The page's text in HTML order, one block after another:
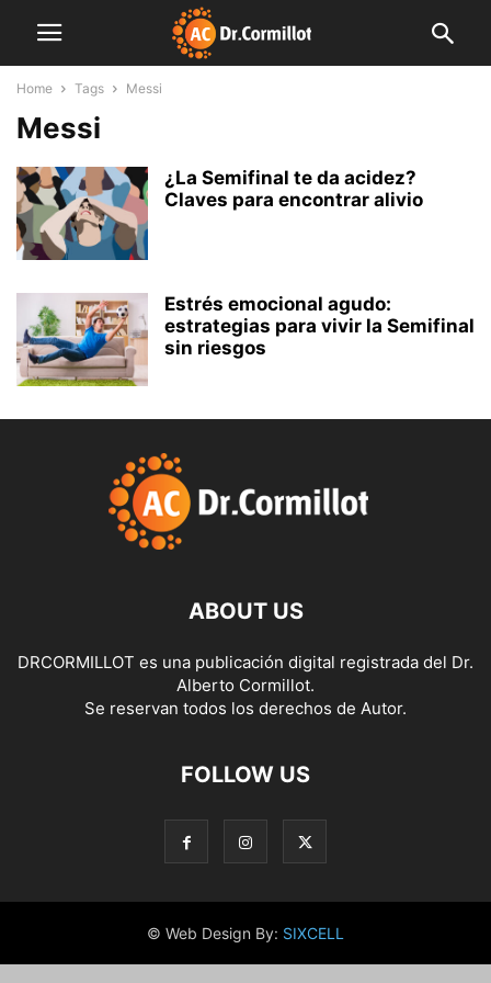
Home Tags Messi
Messi
¿La Semifinal te da acidez?
Claves para encontrar alivio
Estrés emocional agudo:
estrategias para vivir la Semifinal
sin riesgos
ABOUT US
DRCORMILLOT es una publicación digital registrada del Dr.
Alberto Cormillot.
Se reservan todos los derechos de Autor.
FOLLOW US
© Web Design By: SIXCELL